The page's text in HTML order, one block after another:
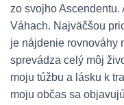
zo svojho
Váhach. Najväčšou
je nájdenie rovnováhy
sprevádza celý môj
moju túžbu a lásku k
moju občas sa